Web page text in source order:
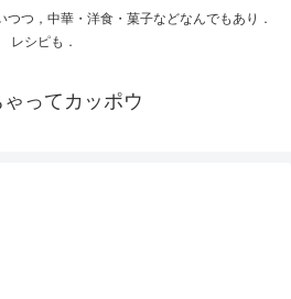
つつ，中華・洋食・菓子などなんでもあり．
レシピも．
ってカッポウ